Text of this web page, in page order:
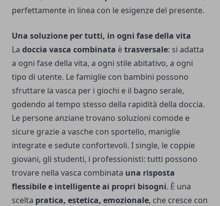
perfettamente in linea con le esigenze del presente.
Una soluzione per tutti, in ogni fase della vita
La doccia vasca combinata ètrasversale: si adatta
a ogni fase della vita, a ogni stile abitativo, a ogni
tipo di utente. Le famiglie con bambini possono
sfruttare la vasca per i giochi e il bagno serale,
godendo al tempo stesso della rapidità della doccia.
Le persone anziane trovano soluzioni comode e
sicure grazie a vasche con sportello, maniglie
integrate e sedute confortevoli. I single, le coppie
giovani, gli studenti, i professionisti: tutti possono
trovare nella vasca combinata una risposta
flessibile e intelligente ai propri bisogni. È una
scelta pratica, estetica, emozionale, che cresce con